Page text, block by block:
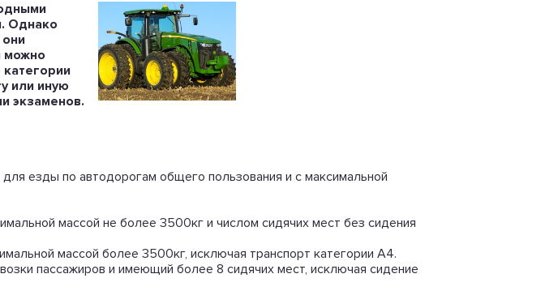
Однако
можно
или иную
экзаменов.
езды по автодорогам общего пользования и с максимальной
массой не более 3500кг и числом сидячих мест без сидения
массой более 3500кг, исключая транспорт категории А4.
пассажиров и имеющий более 8 сидячих мест, исключая сидение